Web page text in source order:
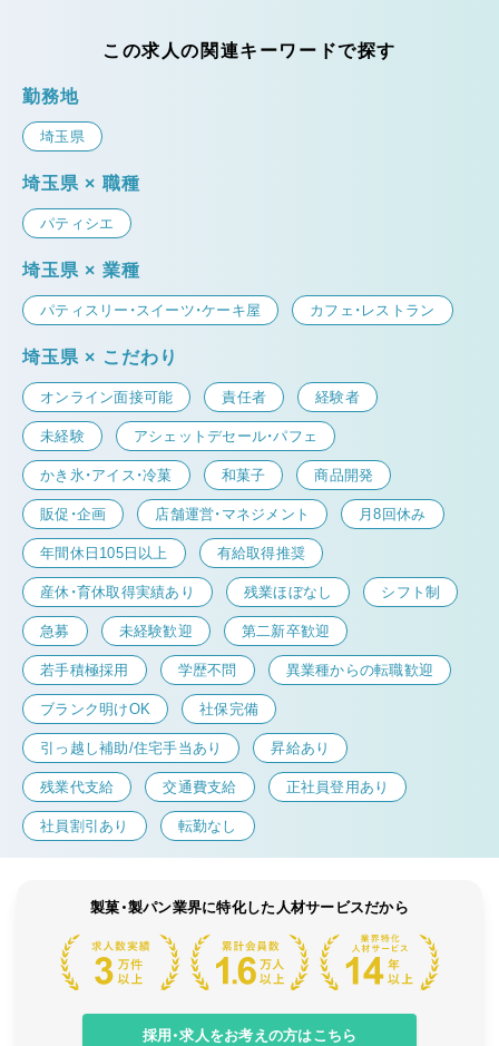
この求人の関連キーワードで探す
勤務地
埼玉県
埼玉県 × 職種
パティシエ
埼玉県 × 業種
パティスリー・スイーツ・ケーキ屋 カフェ・レストラン
埼玉県 × こだわり
オンライン面接可能 責任者 経験者
未経験 アシェットデセール・パフェ
かき氷・アイス・冷菓 和菓子 商品開発
販促・企画 店舗運営・マネジメント 月8回休み
年間休日105日以上 有給取得推奨
産休・育休取得実績あり 残業ほぼなし シフト制
急募 未経験歓迎 第二新卒歓迎
若手積極採用 学歴不問 異業種からの転職歓迎
ブランク明けOK 社保完備
引っ越し補助/住宅手当あり 昇給あり
残業代支給 交通費支給 正社員登用あり
社員割引あり 転勤なし
製菓・製パン業界に特化した人材サービスだから
採用・求人をお考えの方はこちら